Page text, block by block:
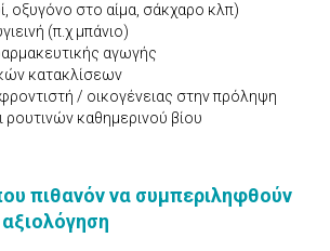
οξυγόνο στο αίμα, σάκχαρο κλπ)
(π.χ μπάνιο)
αγωγής
κατακλίσεων
/ οικογένειας στην πρόληψη
καθημερινού βίου
πιθανόν να συμπεριληφθούν